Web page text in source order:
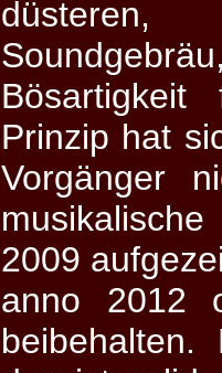
Prinzip hat
Vorgänger
2009
anno 2012